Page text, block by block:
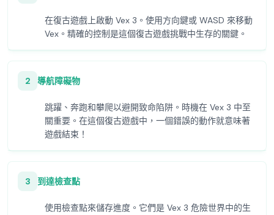
在復古遊戲上啟動 Vex 3。使用方向鍵或 WASD 來移動
Vex。精確的控制是這個復古遊戲挑戰中生存的關鍵。
2 導航障礙物
跳躍、奔跑和攀爬以避開致命陷阱。時機在 Vex 3 中至
關重要。在這個復古遊戲中，一個錯誤的動作就意味著
遊戲結束！
3 到達檢查點
使用檢查點來儲存進度。它們是 Vex 3 危險世界中的生